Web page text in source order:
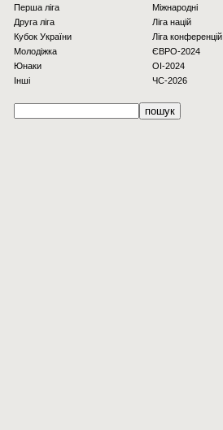
Перша ліга
Друга ліга
Кубок України
Молодіжка
Юнаки
Інші
Міжнародні
Ліга націй
Ліга конференцій
ЄВРО-2024
OI-2024
ЧС-2026